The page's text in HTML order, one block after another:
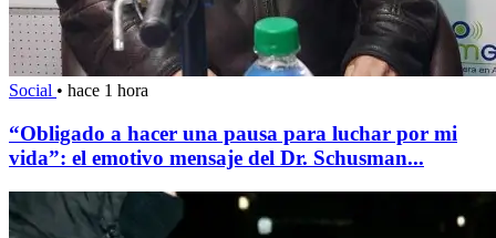
Social • hace 1 hora
“Obligado a hacer una pausa para luchar por mi
vida”: el emotivo mensaje del Dr. Schusman...